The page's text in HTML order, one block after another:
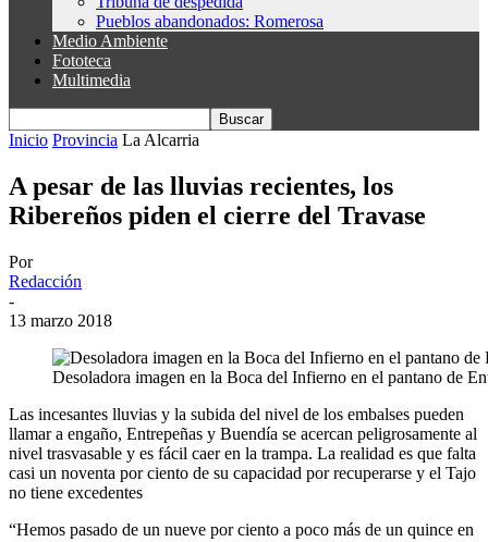
Pueblos abandonados: Romerosa
Medio Ambiente
Fototeca
Multimedia
Inicio Provincia La Alcarria
A pesar de las lluvias recientes, los
Ribereños piden el cierre del Travase
Por
Redacción
-
13 marzo 2018
Desoladora imagen en la Boca del Infierno en el pantano de
Las incesantes lluvias y la subida del nivel de los embalses pueden
llamar a engaño, Entrepeñas y Buendía se acercan peligrosamente al
nivel trasvasable y es fácil caer en la trampa. La realidad es que falta
casi un noventa por ciento de su capacidad por recuperarse y el Tajo
no tiene excedentes
“Hemos pasado de un nueve por ciento a poco más de un quince en